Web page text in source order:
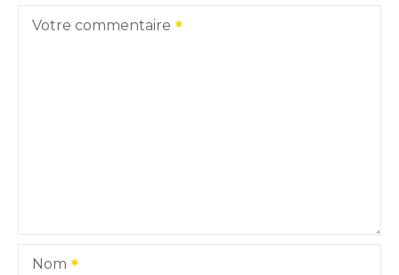
Votre commentaire
Nom